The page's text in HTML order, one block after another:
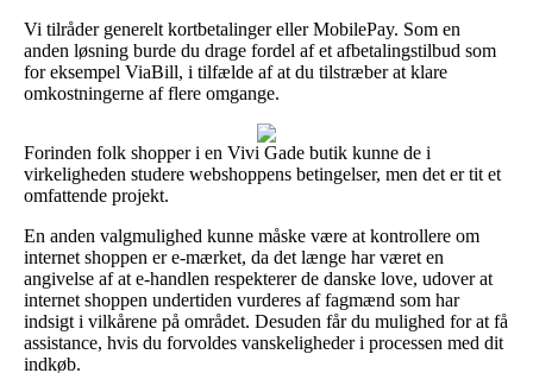
Vi tilråder generelt kortbetalinger eller MobilePay. Som en
anden løsning burde du drage fordel af et afbetalingstilbud som
for eksempel ViaBill, i tilfælde af at du tilstræber at klare
omkostningerne af flere omgange.
Forinden folk shopper i en Vivi Gade butik kunne de i
virkeligheden studere webshoppens betingelser, men det er tit et
omfattende projekt.
En anden valgmulighed kunne måske være at kontrollere om
internet shoppen er e-mærket, da det længe har været en
angivelse af at e-handlen respekterer de danske love, udover at
internet shoppen undertiden vurderes af fagmænd som har
indsigt i vilkårene på området. Desuden får du mulighed for at få
assistance, hvis du forvoldes vanskeligheder i processen med dit
indkøb.